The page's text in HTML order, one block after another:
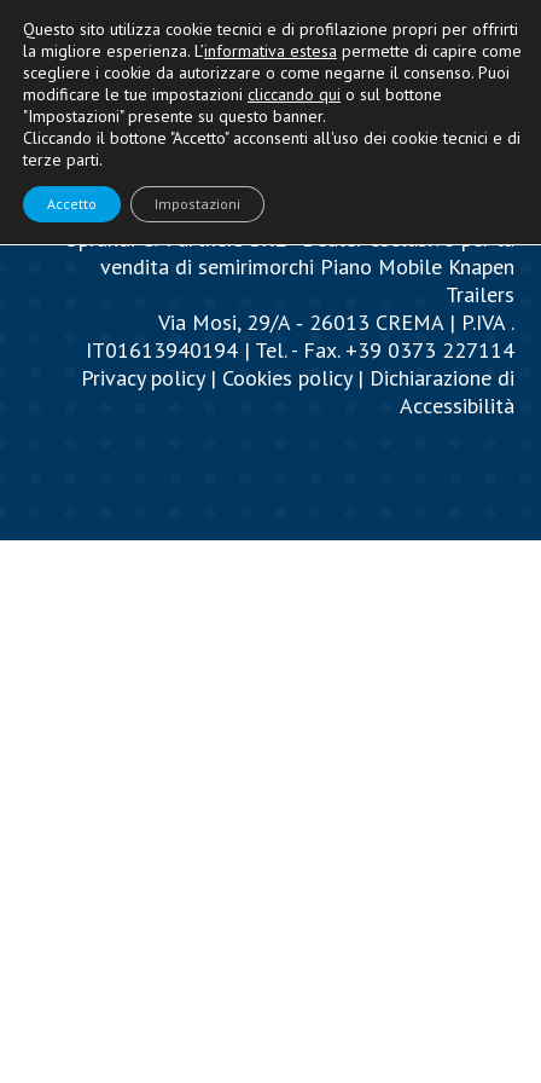
Oprandi & Partners SRL - Dealer esclusivo per la
vendita di semirimorchi Piano Mobile Knapen
Trailers
Via Mosi, 29/A ‐ 26013 CREMA | P.IVA .
IT01613940194 | Tel. - Fax. +39 0373 227114
Privacy policy| Cookies policy| Dichiarazione di
Accessibilità
Questo sito utilizza cookie tecnici e di profilazione propri per offrirti
la migliore esperienza. L’informativa estesa permette di capire come
scegliere i cookie da autorizzare o come negarne il consenso. Puoi
modificare le tue impostazioni cliccando qui o sul bottone
"Impostazioni" presente su questo banner.
Cliccando il bottone "Accetto" acconsenti all'uso dei cookie tecnici e di
terze parti.
Accetto Impostazioni